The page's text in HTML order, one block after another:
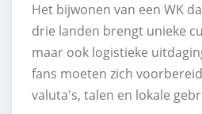
Het bijwonen van een WK
drie landen brengt unieke
maar ook logistieke
fans moeten zich
valuta's, talen en lokale